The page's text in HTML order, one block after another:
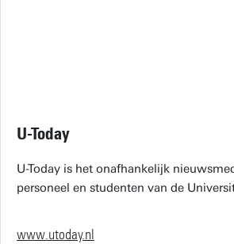
U-Today
U-Today is het onafhankelijk
personeel en studenten van de
www.utoday.nl